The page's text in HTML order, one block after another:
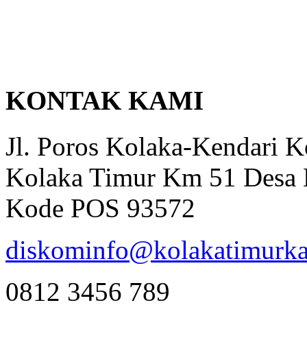
KONTAK KAMI
Jl. Poros Kolaka-Kendari
Kolaka Timur Km 51 Desa
Kode POS 93572
0812 3456 789